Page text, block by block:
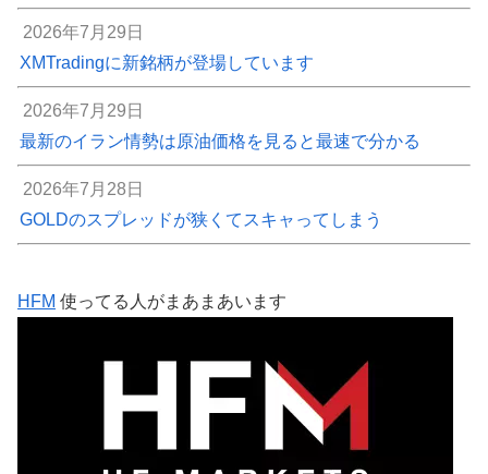
2026年7月29日
XMTradingに新銘柄が登場しています
2026年7月29日
最新のイラン情勢は原油価格を見ると最速で分かる
2026年7月28日
GOLDのスプレッドが狭くてスキャってしまう
HFM 使ってる人がまあまあいます